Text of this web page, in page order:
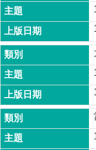
員
博
士
班
碩
士
班
在
職